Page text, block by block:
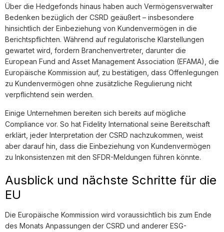
Über die Hedgefonds hinaus haben auch Vermögensverwalter
Bedenken bezüglich der CSRD geäußert – insbesondere
hinsichtlich der Einbeziehung von Kundenvermögen in die
Berichtspflichten. Während auf regulatorische Klarstellungen
gewartet wird, fordern Branchenvertreter, darunter die
European Fund and Asset Management Association (EFAMA), die
Europäische Kommission auf, zu bestätigen, dass Offenlegungen
zu Kundenvermögen ohne zusätzliche Regulierung nicht
verpflichtend sein werden.
Einige Unternehmen bereiten sich bereits auf mögliche
Compliance vor. So hat Fidelity International seine Bereitschaft
erklärt, jeder Interpretation der CSRD nachzukommen, weist
aber darauf hin, dass die Einbeziehung von Kundenvermögen
zu Inkonsistenzen mit den SFDR-Meldungen führen könnte.
Ausblick und nächste Schritte für die
EU
Die Europäische Kommission wird voraussichtlich bis zum Ende
des Monats Anpassungen der CSRD und anderer ESG-